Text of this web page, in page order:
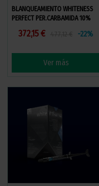
BLANQUEAMIENTO WHITENESS
PERFECT PER.CARBAMIDA 10%
372,15 € -22%
Ver más